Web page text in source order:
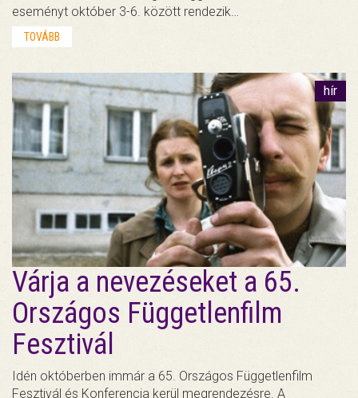
eseményt október 3-6. között rendezik…
TOVÁBB
hír
Várja a nevezéseket a 65.
Országos Függetlenfilm
Fesztivál
Idén októberben immár a 65. Országos Függetlenfilm
Fesztivál és Konferencia kerül megrendezésre. A